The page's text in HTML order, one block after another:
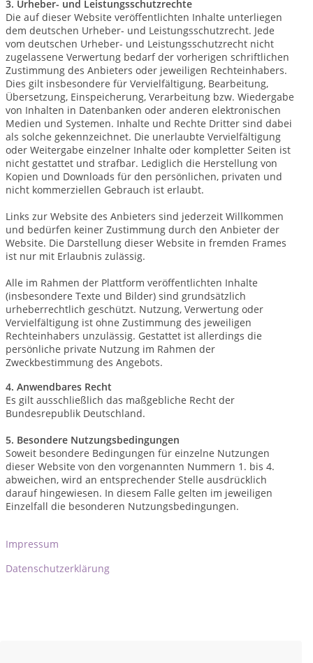
3. Urheber- und Leistungsschutzrechte
Die auf dieser Website veröffentlichten Inhalte unterliegen
dem deutschen Urheber- und Leistungsschutzrecht. Jede
vom deutschen Urheber- und Leistungsschutzrecht nicht
zugelassene Verwertung bedarf der vorherigen schriftlichen
Zustimmung des Anbieters oder jeweiligen Rechteinhabers.
Dies gilt insbesondere für Vervielfältigung, Bearbeitung,
Übersetzung, Einspeicherung, Verarbeitung bzw. Wiedergabe
von Inhalten in Datenbanken oder anderen elektronischen
Medien und Systemen. Inhalte und Rechte Dritter sind dabei
als solche gekennzeichnet. Die unerlaubte Vervielfältigung
oder Weitergabe einzelner Inhalte oder kompletter Seiten ist
nicht gestattet und strafbar. Lediglich die Herstellung von
Kopien und Downloads für den persönlichen, privaten und
nicht kommerziellen Gebrauch ist erlaubt.
Links zur Website des Anbieters sind jederzeit Willkommen
und bedürfen keiner Zustimmung durch den Anbieter der
Website. Die Darstellung dieser Website in fremden Frames
ist nur mit Erlaubnis zulässig.
Alle im Rahmen der Plattform veröffentlichten Inhalte
(insbesondere Texte und Bilder) sind grundsätzlich
urheberrechtlich geschützt. Nutzung, Verwertung oder
Vervielfältigung ist ohne Zustimmung des jeweiligen
Rechteinhabers unzulässig. Gestattet ist allerdings die
persönliche private Nutzung im Rahmen der
Zweckbestimmung des Angebots.
4. Anwendbares Recht
Es gilt ausschließlich das maßgebliche Recht der
Bundesrepublik Deutschland.
5. Besondere Nutzungsbedingungen
Soweit besondere Bedingungen für einzelne Nutzungen
dieser Website von den vorgenannten Nummern 1. bis 4.
abweichen, wird an entsprechender Stelle ausdrücklich
darauf hingewiesen. In diesem Falle gelten im jeweiligen
Einzelfall die besonderen Nutzungsbedingungen.
Impressum
Datenschutzerklärung